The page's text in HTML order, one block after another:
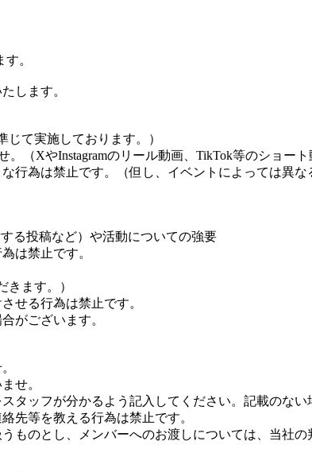
。
します。
て実施しております。）
（XやInstagramのリール動画、TikTok等のショート
行為は禁止です。（但し、イベントによっては異な
る投稿など）や活動についての強要
は禁止です。
きます。）
せる行為は禁止です。
がございます。
せ。
タッフが分かるよう記入してください。記載のな
先等を教える行為は禁止です。
ものとし、メンバーへのお渡しについては、当社